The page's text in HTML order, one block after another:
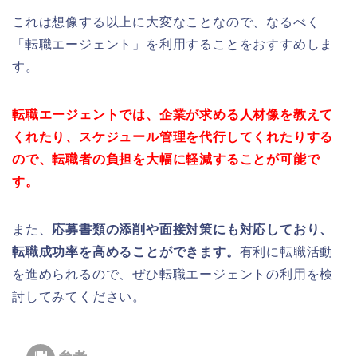
これは想像する以上に大変なことなので、なるべく
「転職エージェント」を利用することをおすすめしま
す。
転職エージェントでは、企業が求める人材像を教えて
くれたり、スケジュール管理を代行してくれたりする
ので、転職者の負担を大幅に軽減することが可能で
す。
また、 応募書類の添削や面接対策にも対応しており、
転職成功率を高めることができます。 有利に転職活動
を進められるので、ぜひ転職エージェントの利用を検
討してみてください。